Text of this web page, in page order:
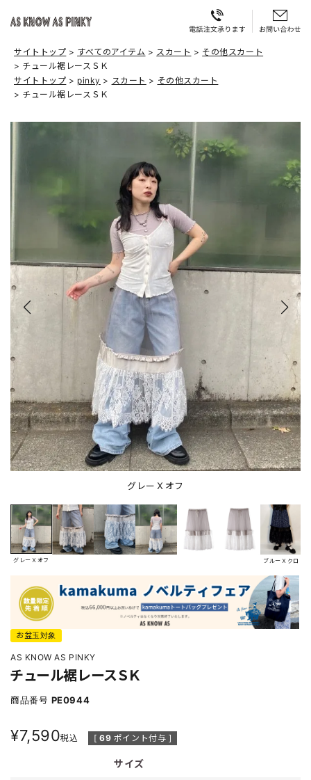
サイトトップ すべてのアイテム スカート
その他スカート
チュール裾レースＳＫ
サイトトップ
pinky スカート
その他スカート
チュール裾レースＳＫ
グレーＸオフ
グレーＸオフ ブルーＸクロ
お盆玉対象
AS KNOW AS PINKY
チュール裾レースＳＫ
商品番号 PE0944
¥7,590税込 [ 69 ポイント付与 ]
サイズ